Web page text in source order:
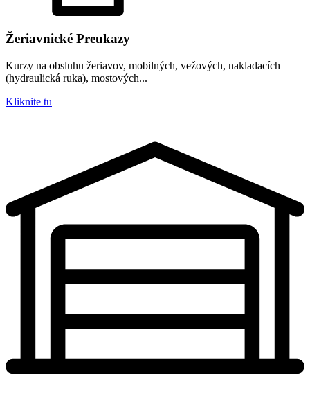
Žeriavnické Preukazy
Kurzy na obsluhu žeriavov, mobilných, vežových, nakladacích
(hydraulická ruka), mostových...
Kliknite tu